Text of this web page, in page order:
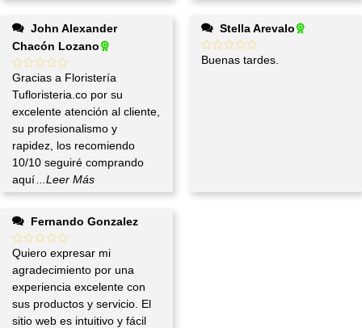
Chacón Lozano
Gracias a Floristería
Tufloristeria.co por su
excelente atención al cliente,
su profesionalismo y
rapidez, los recomiendo
10/10 seguiré comprando
aquí
...Leer Más
Stella Arevalo
Buenas tardes.
Fernando Gonzalez
Quiero expresar mi
agradecimiento por una
experiencia excelente con
sus productos y servicio. El
sitio web es intuitivo y fácil